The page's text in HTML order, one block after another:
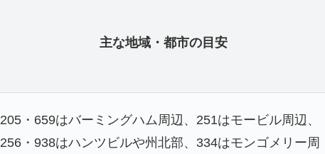
主な地域・都市の目安
205・659はバーミングハム周辺、251はモービル周辺、
256・938はハンツビルや州北部、334はモンゴメリー周